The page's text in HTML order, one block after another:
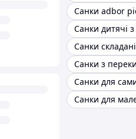
Санки adbor
Санки дитячі
Санки
Санки для